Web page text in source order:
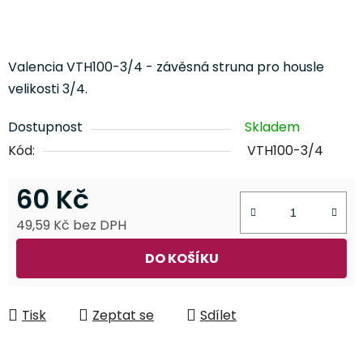
Valencia VTH100-3/4 - závěsná struna pro housle
velikosti 3/4.
Dostupnost
Skladem
Kód:
VTH100-3/4
60 Kč
49,59 Kč bez DPH
DO KOŠÍKU
Tisk Zeptat se Sdílet